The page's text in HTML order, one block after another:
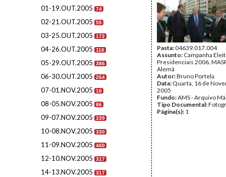
01-19.OUT.2005 74
02-21.OUT.2005 55
03-25.OUT.2005 172
04-26.OUT.2005 116
05-29.OUT.2005 386
06-30.OUT.2005 264
07-01.NOV.2005 16
08-05.NOV.2005 86
09-07.NOV.2005 339
10-08.NOV.2005 330
11-09.NOV.2005 460
12-10.NOV.2005 317
14-13.NOV.2005 317
Pasta:04639.017.004
Assunto: Campanha
Presidenciais 2006,
Alemã
Autor:Bruno Portela
Data: Quarta, 16 de
2005
Fundo:AMS - Arquivo
Tipo Documental:
Página(s): 1